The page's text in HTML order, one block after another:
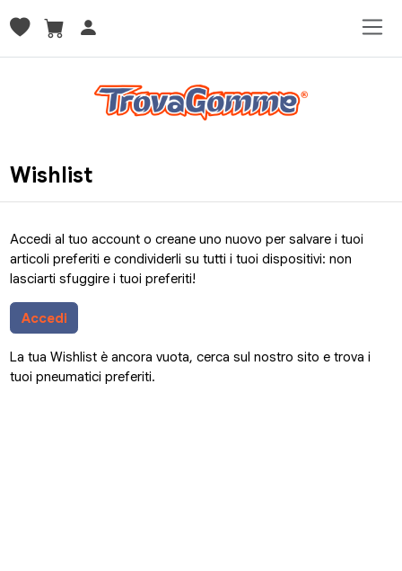
Wishlist
Accedi al tuo account o creane uno nuovo per salvare i tuoi
articoli preferiti e condividerli su tutti i tuoi dispositivi: non
lasciarti sfuggire i tuoi preferiti!
Accedi
La tua Wishlist è ancora vuota, cerca sul nostro sito e trova i
tuoi pneumatici preferiti.